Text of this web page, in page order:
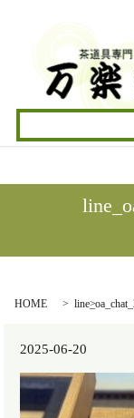
HOME
2025-06-20